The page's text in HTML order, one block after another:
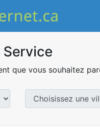
que vous souhaitez